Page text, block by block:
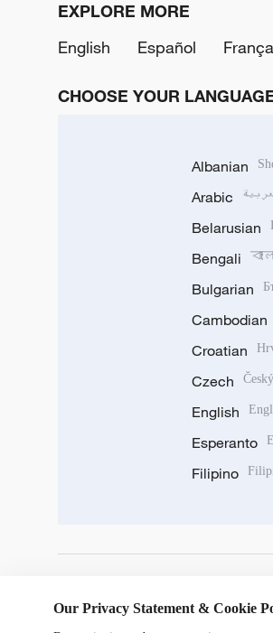
EXPLORE MORE
English
Español
CHOOSE YOUR
Albanian
Arabic
Belarusian
Bengali
Bulgarian
Cambodian
Croatian
Czech Český
English
Esperanto
Filipino
Our Privacy Statement & Cookie